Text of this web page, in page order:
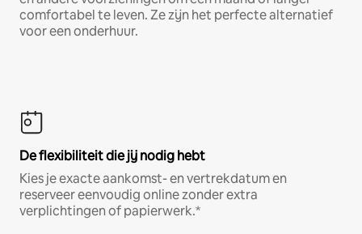
comfortabel te leven. Ze zijn het perfecte alternatief
voor een onderhuur.
De flexibiliteit die jij nodig hebt
Kies je exacte aankomst- en vertrekdatum en
reserveer eenvoudig online zonder extra
verplichtingen of papierwerk.*